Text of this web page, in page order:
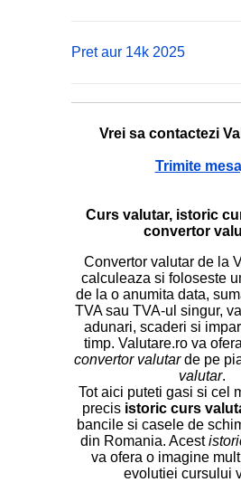
Pret aur 14k 2025
Vrei sa contactezi
Trimite
Curs valutar, istoric
convertor
Convertor valutar de la
calculeaza si foloseste
de la o anumita data,
TVA sau TVA-ul singur,
adunari, scaderi si
timp. Valutare.ro va
convertor valutarde pe
valutar.
Tot aici puteti gasi si cel
precis istoric curs
bancile si casele de
din Romania. Acest
va ofera o imagine
evolutiei cursului